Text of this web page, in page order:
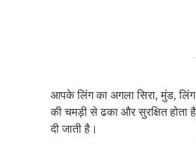
आपके लिंग का अगला सिरा, मुंड,
की चमड़ी से ढका और सुरक्षित
दी जाती है।